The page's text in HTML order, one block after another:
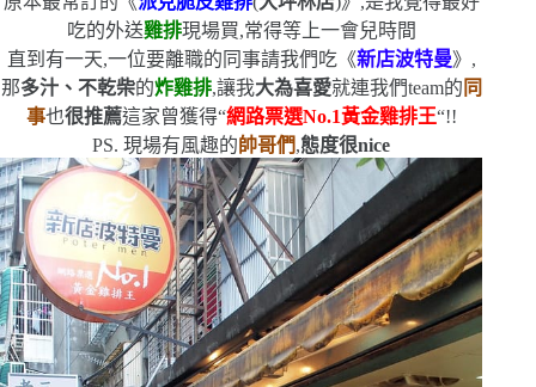
吃的外送雞排現場買,常得等上一會兒時間
直到有一天,一位要離職的同事請我們吃《新店波特曼》,
那多汁、不乾柴的炸雞排,讓我大為喜愛就連我們team的 同
事也很推薦這家曾獲得“網路票選No.1黃金雞排王“!!
PS.現場有風趣的帥哥們,態度很nice